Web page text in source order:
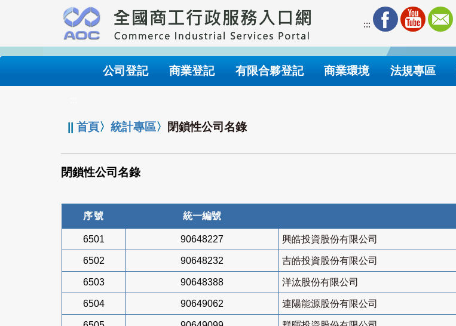
要
內
:::
公司登記 商業登記 有限合夥登記 商業環境 法規專區
||首頁〉統計專區〉 閉鎖性公司名錄
閉鎖性公司名錄
序號 統一編號
6501 90648227 興皓投資股份有限公司
6502 90648232 吉皓投資股份有限公司
6503 90648388 洋汯股份有限公司
6504 90649062 連陽能源股份有限公司